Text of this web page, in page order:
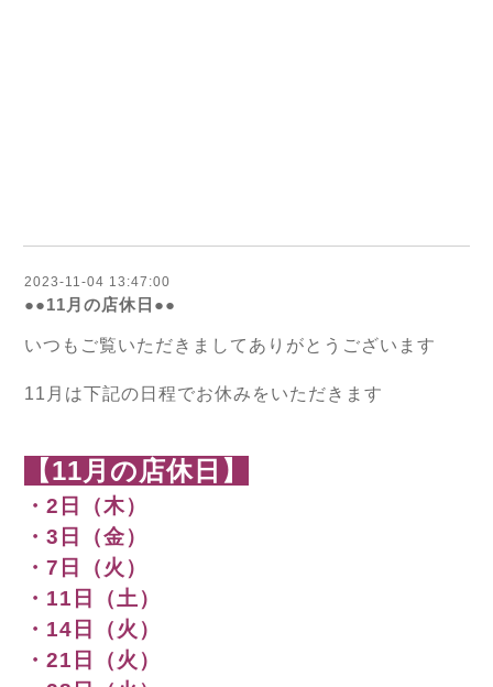
2023-11-04 13:47:00
●●11月の店休日●●
いつもご覧いただきましてありがとうございます
11月は下記の日程でお休みをいただきます
【11月の店休日】
・2日（木）
・3日（金）
・7日（火）
・11日（土）
・14日（火）
・21日（火）